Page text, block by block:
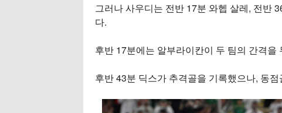
그러나 사우디는 전반 17분 와헵 살레, 전반
다.
후반 17분에는 알부라이칸이 두 팀의 간격
후반 43분 딕스가 추격골을 기록했으나, 동